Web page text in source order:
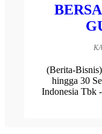
(Berita-
hingga 30
Indonesia Tbk